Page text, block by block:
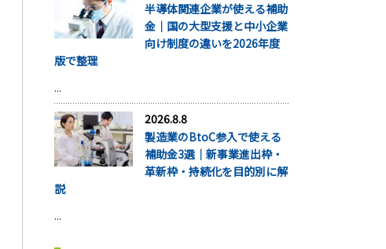
半導体関連企業が使える補助
金｜国の大型支援と中小企業
向け制度の違いを2026年度
版で整理
...
2026.8.8
製造業のBtoC参入で使える
補助金3選｜新事業進出枠・
革新枠・持続化を目的別に解
説
...